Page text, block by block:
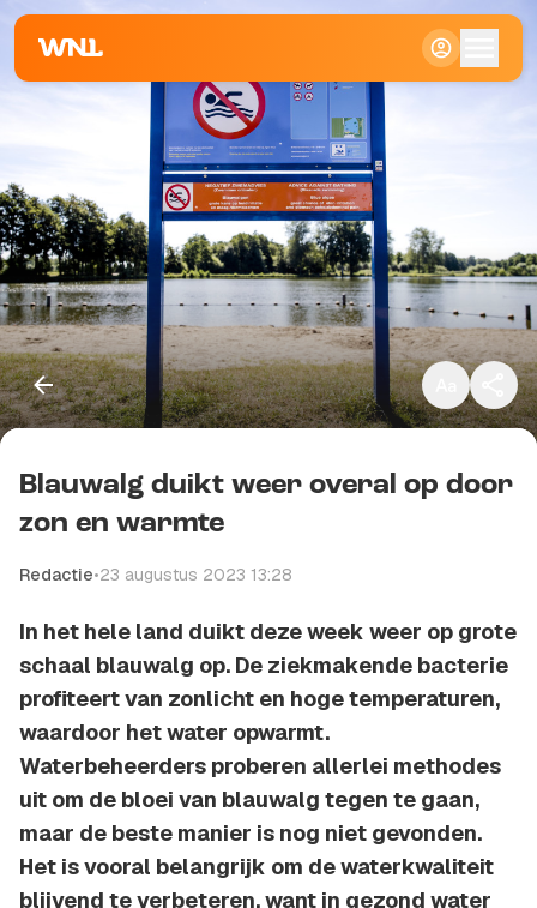
Klein
Standaard
Groot
Kopieer link
Blauwalg duikt weer overal op door
zon en warmte
Redactie•23 augustus 2023 13:28
In het hele land duikt deze week weer op grote
schaal blauwalg op. De ziekmakende bacterie
profiteert van zonlicht en hoge temperaturen,
waardoor het water opwarmt.
Waterbeheerders proberen allerlei methodes
uit om de bloei van blauwalg tegen te gaan,
maar de beste manier is nog niet gevonden.
Het is vooral belangrijk om de waterkwaliteit
blijvend te verbeteren, want in gezond water